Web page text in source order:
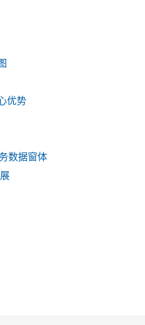
优势
数据窗体